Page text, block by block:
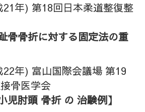
21年) 第18回日本柔道整復整
趾骨骨折に対する固定法の重
22年) 富山国際会議場 第19
骨医学会
小児肘頭 骨折 の 治験例】